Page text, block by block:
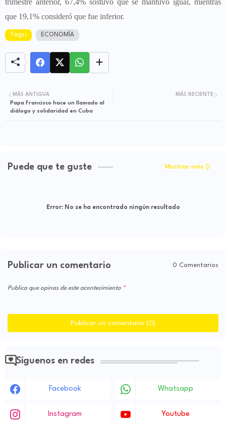
que 19,1% consideró que fue inferior.
Tags: ECONOMÍA
MÁS RECIENTE
MÁS ANTIGUA
Papa Francisco hace un llamado al
diálogo y solidaridad en Cuba
Puede que te guste Mostrar más
Error:No se ha encontrado ningún resultado
Publicar un comentario 0 Comentarios
Publica que opinas de este acontecimiento
Publicar un comentario (0)
Síguenos en redes
Facebook Whatsapp
Instagram Youtube